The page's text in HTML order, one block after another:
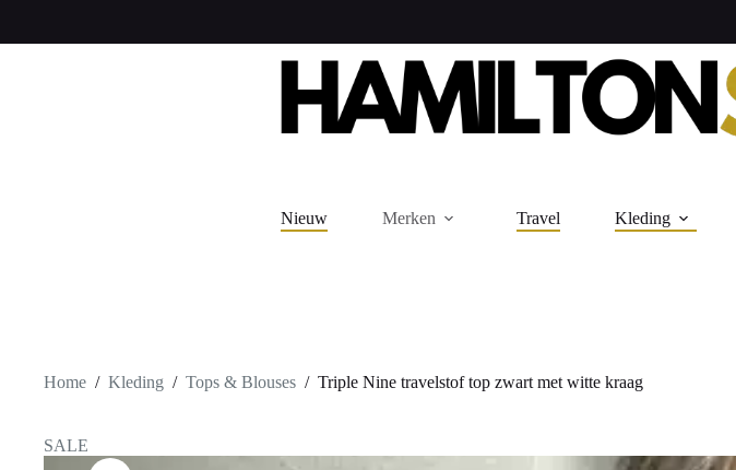
de
Nieuw Merken Travel Kleding
Home / Kleding / Tops & Blouses / Triple Nine travelstof top zwart met witte kraag
SALE